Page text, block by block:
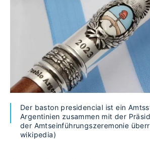
Der baston presidencial ist ein
Argentinien zusammen mit der
der Amtseinführungszeremonie
wikipedia)